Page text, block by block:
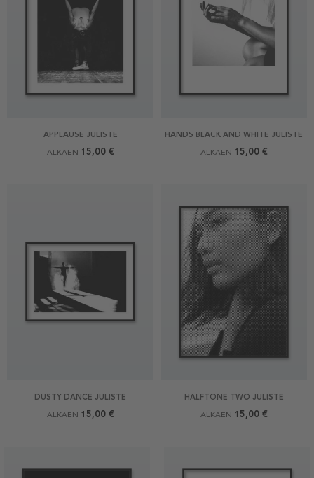
APPLAUSE JULISTE
ALKAEN 15,00 €
HANDS BLACK AND WHITE JULISTE
ALKAEN 15,00 €
DUSTY DANCE JULISTE
ALKAEN 15,00 €
HALFTONE TWO JULISTE
ALKAEN 15,00 €